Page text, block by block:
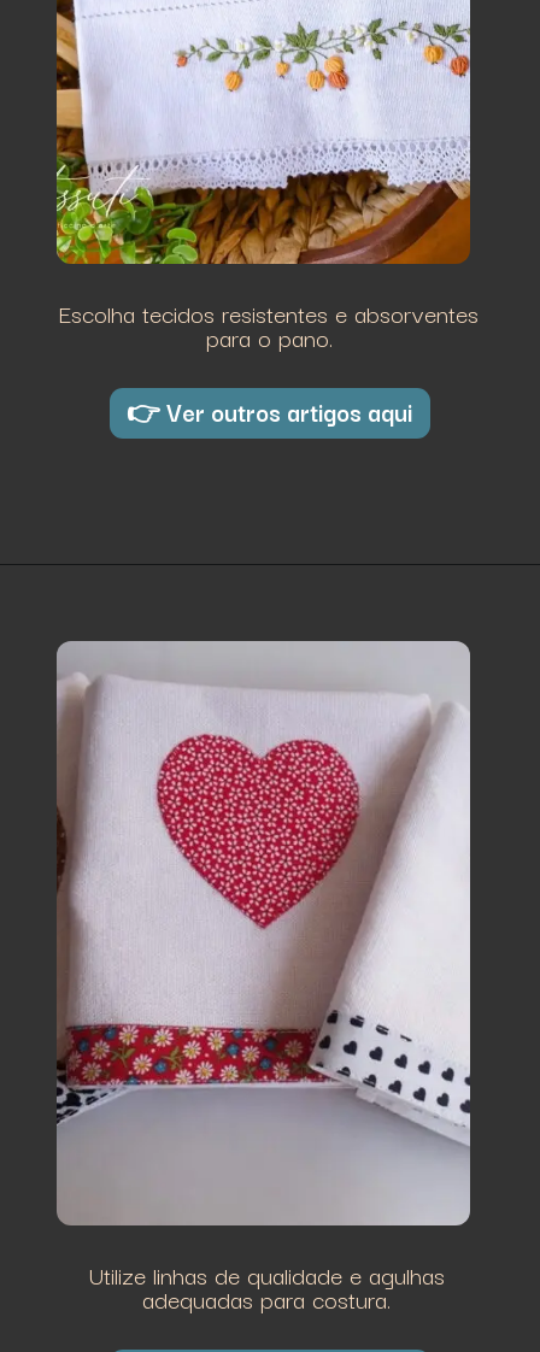
Escolha tecidos resistentes e absorventes
para o pano.
👉 Ver outros artigos aqui
Utilize linhas de qualidade e agulhas
adequadas para costura.